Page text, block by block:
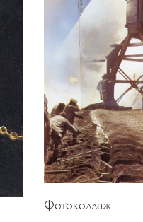
Фотоколлаж